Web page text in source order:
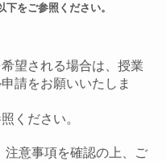
をご参照ください。
望される場合は、授業
請をお願いいたしま
ください。
注意事項を確認の上、ご